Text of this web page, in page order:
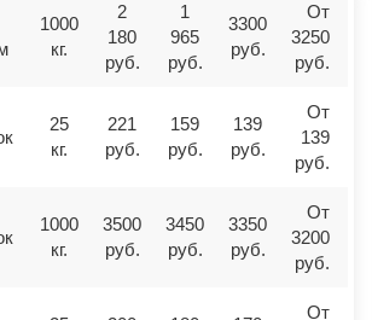
1000
кг.
2
180
руб.
1
965
руб.
3300
руб.
От
3250
руб.
25
кг.
221
руб.
159
руб.
139
руб.
От
139
руб.
1000
кг.
3500
руб.
3450
руб.
3350
руб.
От
3200
руб.
От